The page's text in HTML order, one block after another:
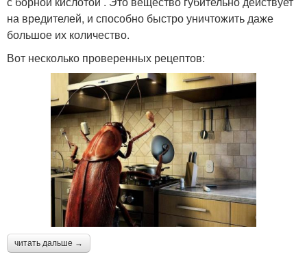
на вредителей, и способно быстро уничтожить даже
большое их количество.
Вот несколько проверенных рецептов:
читать дальше →